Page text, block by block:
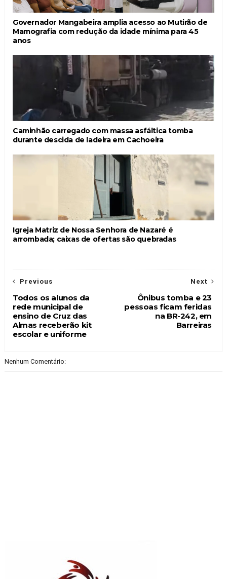
Governador Mangabeira amplia acesso ao Mutirão de
Mamografia com redução da idade mínima para 45
anos
Caminhão carregado com massa asfáltica tomba
durante descida de ladeira em Cachoeira
Igreja Matriz de Nossa Senhora de Nazaré é
arrombada; caixas de ofertas são quebradas
Next
Ônibus tomba e 23
pessoas ficam feridas
na BR-242, em
Barreiras
Previous
Todos os alunos da
rede municipal de
ensino de Cruz das
Almas receberão kit
escolar e uniforme
Nenhum Comentário: